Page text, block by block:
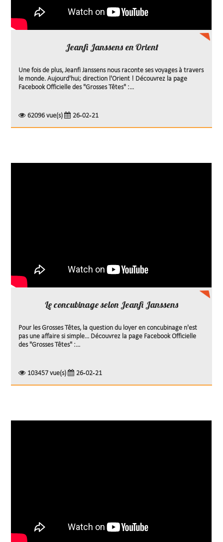
Jeanfi Janssens en Orient
Une fois de plus, Jeanfi Janssens nous raconte ses voyages à travers
le monde. Aujourd'hui; direction l'Orient ! Découvrez la page
Facebook Officielle des "Grosses Têtes" :...
62096 vue(s) 26-02-21
Le concubinage selon Jeanfi Janssens
Pour les Grosses Têtes, la question du loyer en concubinage n'est
pas une affaire si simple... Découvrez la page Facebook Officielle
des "Grosses Têtes" :...
103457 vue(s) 26-02-21